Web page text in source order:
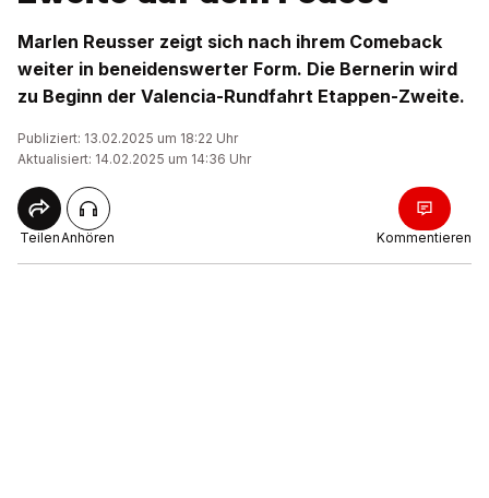
Marlen Reusser zeigt sich nach ihrem Comeback
weiter in beneidenswerter Form. Die Bernerin wird
zu Beginn der Valencia-Rundfahrt Etappen-Zweite.
Publiziert: 13.02.2025 um 18:22 Uhr
Aktualisiert: 14.02.2025 um 14:36 Uhr
TeilenAnhören Kommentieren